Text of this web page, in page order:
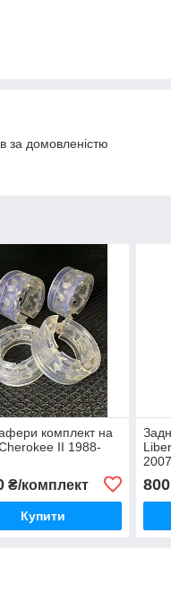
за домовленістю
комплект на
II 1988-
₴/комплект
Купити
800